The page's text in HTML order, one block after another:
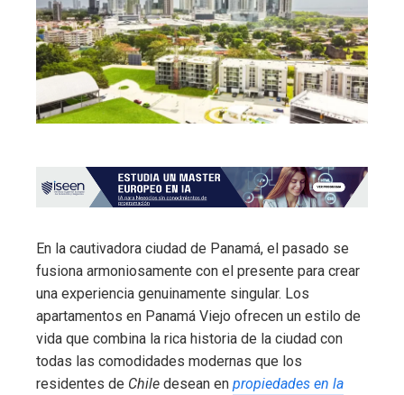
En la cautivadora ciudad de Panamá, el pasado se
fusiona armoniosamente con el presente para crear
una experiencia genuinamente singular. Los
apartamentos en Panamá Viejo ofrecen un estilo de
vida que combina la rica historia de la ciudad con
todas las comodidades modernas que los
residentes de Chile desean en propiedades en la